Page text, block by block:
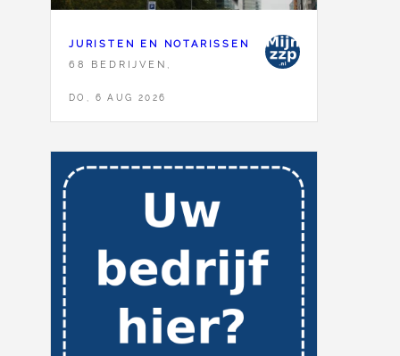
JURISTEN EN NOTARISSEN
68 BEDRIJVEN,
DO, 6 AUG 2026